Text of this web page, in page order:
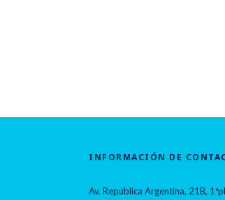
INFORMACIÓN DE
Av. República Argentina, 21B,